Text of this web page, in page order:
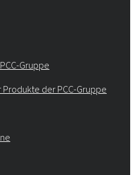
Gruppe
der PCC-Gruppe